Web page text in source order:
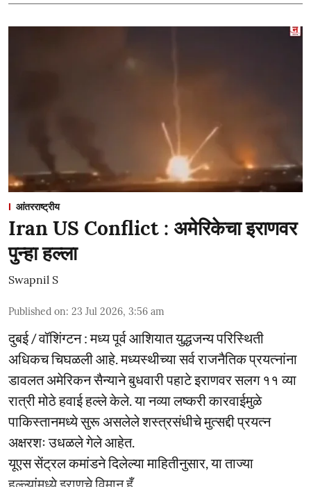
आंतरराष्ट्रीय
Iran US Conflict : अमेरिकेचा इराणवर
पुन्हा हल्ला
Swapnil S
Published on: 23 Jul 2026, 3:56 am
दुबई / वॉशिंग्टन : मध्य पूर्व आशियात युद्धजन्य परिस्थिती
अधिकच चिघळली आहे. मध्यस्थीच्या सर्व राजनैतिक प्रयत्नांना
डावलत अमेरिकन सैन्याने बुधवारी पहाटे इराणवर सलग ११ व्या
रात्री मोठे हवाई हल्ले केले. या नव्या लष्करी कारवाईमुळे
पाकिस्तानमध्ये सुरू असलेले शस्त्रसंधीचे मुत्सद्दी प्रयत्न
अक्षरशः उधळले गेले आहेत.
यूएस सेंट्रल कमांडने दिलेल्या माहितीनुसार, या ताज्या
हल्ल्यांमध्ये इराणचे विमान हँ ...